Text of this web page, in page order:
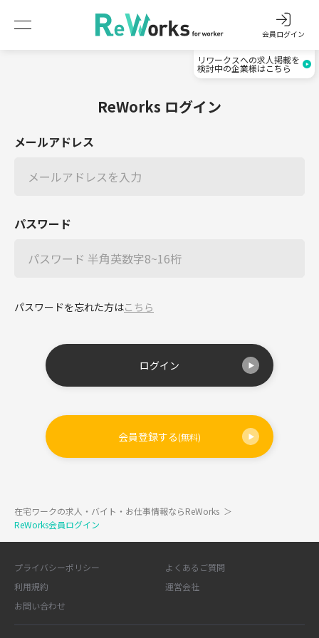
会員ログイン
リワークスへの求人掲載を
検討中の企業様はこちら
ReWorks ログイン
メールアドレス
パスワード
パスワードを忘れた方はこちら
ログイン
会員登録する(無料)
在宅ワークの求人・バイト・お仕事情報ならReWorks ＞
ReWorks会員ログイン
プライバシーポリシー
よくあるご質問
利用規約
運営会社
お問い合わせ